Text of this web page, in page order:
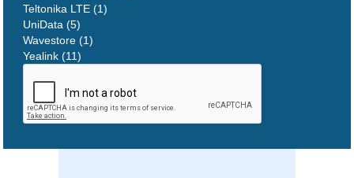
Teltonika LTE (1)
UniData (5)
Wavestore (1)
Yealink (11)